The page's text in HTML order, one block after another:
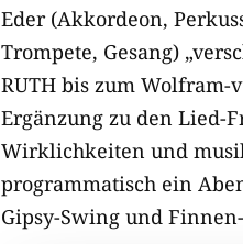
Eder (Akkordeon,
Trompete, Gesang)
RUTH bis zum Wolfram-
Ergänzung zu den Lied-
Wirklichkeiten und
programmatisch ein
Gipsy-Swing und